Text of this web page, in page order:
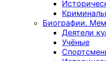
Биографии.
Деятели
Учёные